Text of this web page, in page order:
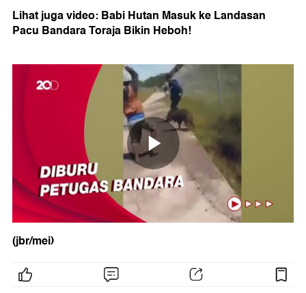
Lihat juga video: Babi Hutan Masuk ke Landasan
Pacu Bandara Toraja Bikin Heboh!
(jbr/mei)